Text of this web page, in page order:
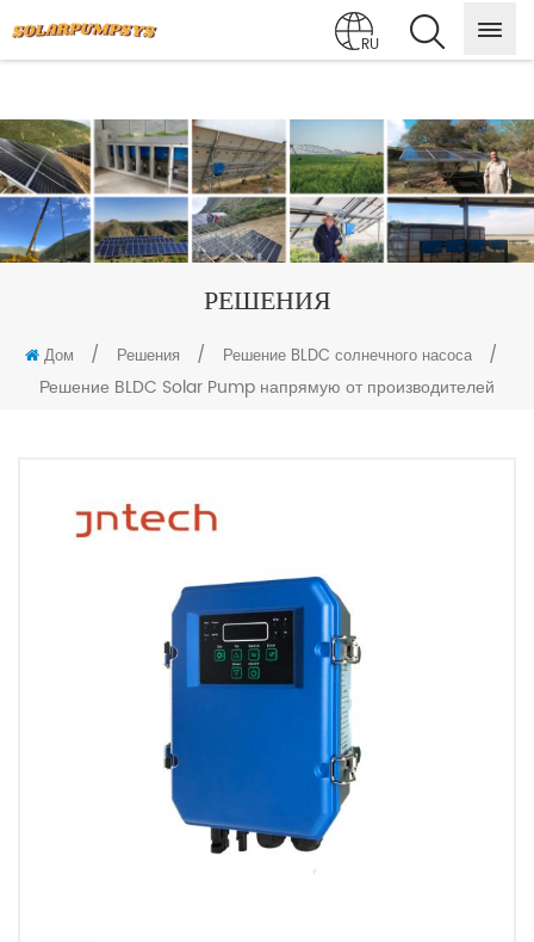
RU
РЕШЕНИЯ
Дом / Решения / Решение BLDC солнечного насоса
/
Решение BLDC Solar Pump напрямую от производителей